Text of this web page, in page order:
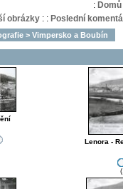
: Domů
obrázky: : Poslední
> Vimpersko a Boubín
Lenora -